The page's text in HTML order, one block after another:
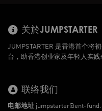
关於JUMPSTARTER
JUMPSTARTER 是香港首个将
台，助香港创业家及年轻人实践
联络我们
电邮地址 jumpstarter@ent-